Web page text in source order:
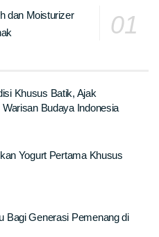
Khusus Batik, Ajak
Budaya Indonesia
Yogurt Pertama Khusus
Bagi Generasi Pemenang di